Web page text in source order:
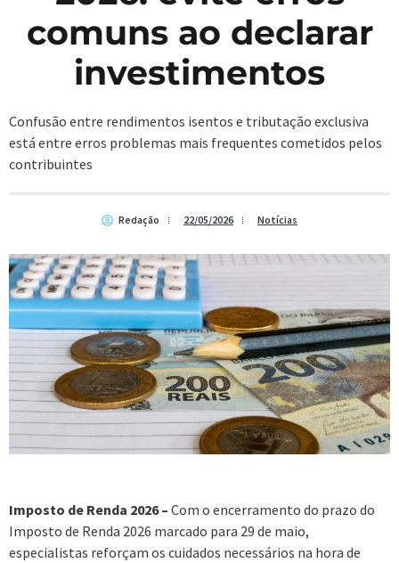
comuns ao declarar
investimentos
Confusão entre rendimentos isentos e tributação exclusiva
está entre erros problemas mais frequentes cometidos pelos
contribuintes
Redação 22/05/2026 Notícias
Imposto de Renda 2026 – Com o encerramento do prazo do
Imposto de Renda 2026 marcado para 29 de maio,
especialistas reforçam os cuidados necessários na hora de